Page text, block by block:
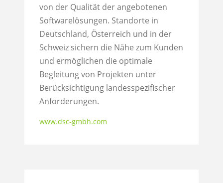
von der Qualität der angebotenen
Softwarelösungen. Standorte in
Deutschland, Österreich und in der
Schweiz sichern die Nähe zum Kunden
und ermöglichen die optimale
Begleitung von Projekten unter
Berücksichtigung landesspezifischer
Anforderungen.
www.dsc-gmbh.com